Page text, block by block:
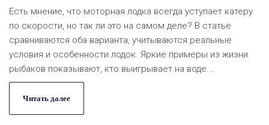
Есть мнение, что моторная лодка всегда уступает катеру
по скорости, но так ли это на самом деле? В статье
сравниваются оба варианта, учитываются реальные
условия и особенности лодок. Яркие примеры из жизни
рыбаков показывают, кто выигрывает на воде.
Расскажем, от чего реально зависит скорость, и
подбросим пару практичных советов для ускорения. Всё
по делу, без скучных теорий.
Читать далее